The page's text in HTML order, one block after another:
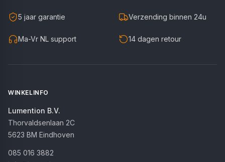
5 jaar garantie Verzending binnen 24u
Ma-Vr NL support 14 dagen retour
WINKELINFO
Lumention B.V.
Thorvaldsenlaan 2C
5623 BM Eindhoven
085 016 3882